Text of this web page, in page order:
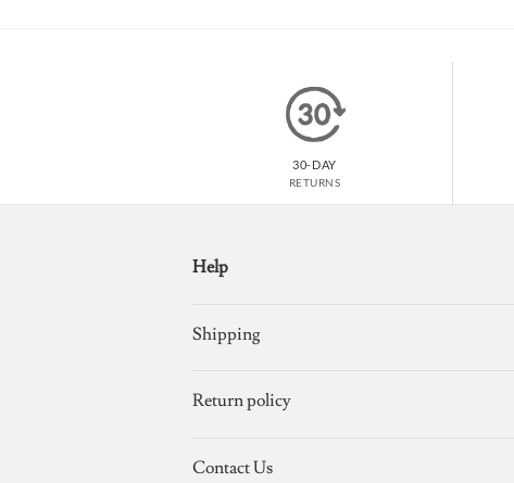
30-DAY
RETURNS
Help
Shipping
Return policy
Contact Us